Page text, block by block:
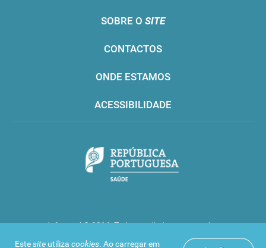
Estesite utiliza cookies. Ao carregar em
SOBRE O SITE
CONTACTOS
ONDE ESTAMOS
ACESSIBILIDADE
Infarmed © 2016. Todos os direitos reservados